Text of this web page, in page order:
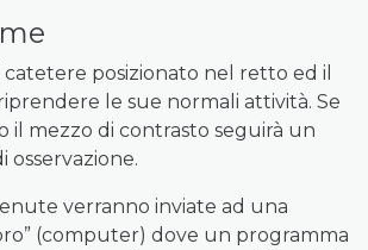
posizionato nel retto ed il
le sue normali attività. Se
il mezzo di contrasto seguirà un
osservazione.
verranno inviate ad una
(computer) dove un programma